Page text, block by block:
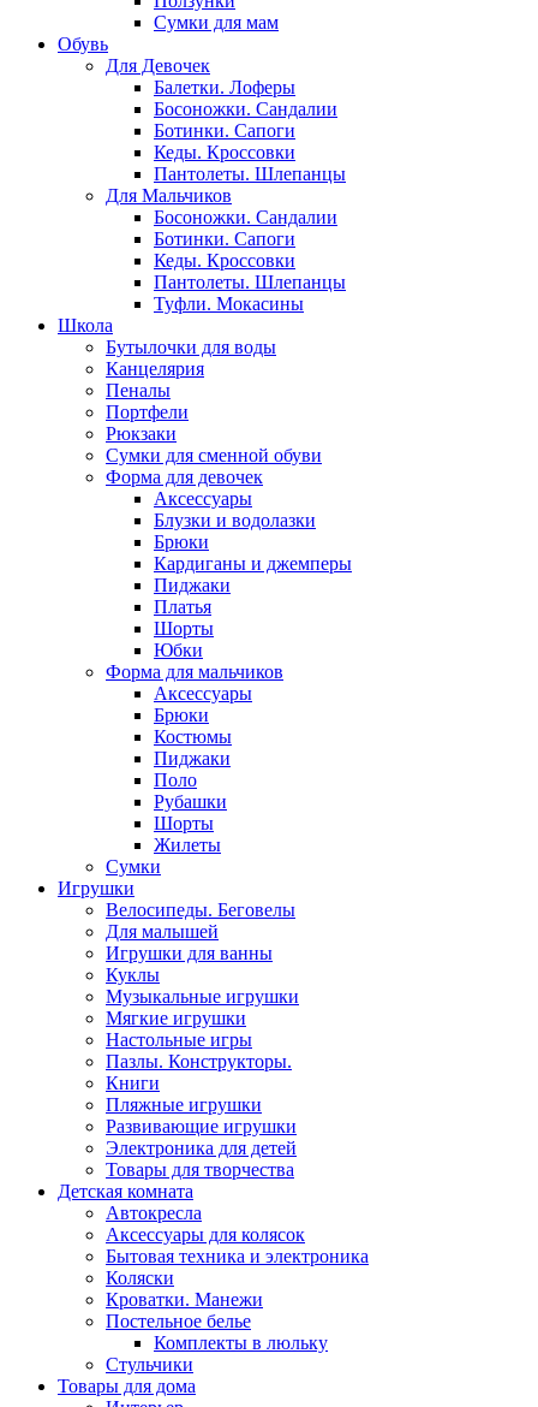
Сумки для мам
Обувь
Для Девочек
Балетки. Лоферы
Босоножки. Сандалии
Ботинки. Сапоги
Кеды. Кроссовки
Пантолеты. Шлепанцы
Для Мальчиков
Босоножки. Сандалии
Ботинки. Сапоги
Кеды. Кроссовки
Пантолеты. Шлепанцы
Туфли. Мокасины
Школа
Бутылочки для воды
Канцелярия
Пеналы
Портфели
Рюкзаки
Сумки для сменной обуви
Форма для девочек
Аксессуары
Блузки и водолазки
Брюки
Кардиганы и джемперы
Пиджаки
Платья
Шорты
Юбки
Форма для мальчиков
Аксессуары
Брюки
Костюмы
Пиджаки
Поло
Рубашки
Шорты
Жилеты
Сумки
Игрушки
Велосипеды. Беговелы
Для малышей
Игрушки для ванны
Куклы
Музыкальные игрушки
Мягкие игрушки
Настольные игры
Пазлы. Конструкторы.
Книги
Пляжные игрушки
Развивающие игрушки
Электроника для детей
Товары для творчества
Детская комната
Автокресла
Аксессуары для колясок
Бытовая техника и электроника
Коляски
Кроватки. Манежи
Постельное белье
Комплекты в люльку
Стульчики
Товары для дома